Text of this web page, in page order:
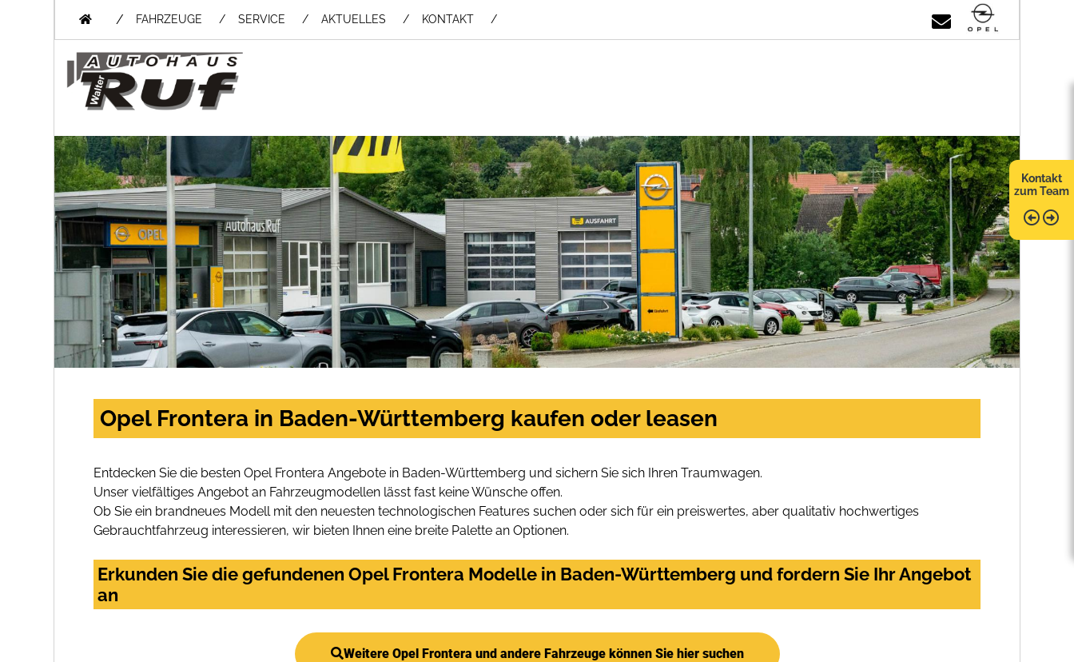
/ FAHRZEUGE SERVICE AKTUELLES KONTAKT
Kontakt
zum Team
Opel Frontera in Baden-Württemberg kaufen oder leasen
Entdecken Sie die besten Opel Frontera Angebote in Baden-Württemberg und sichern Sie sich Ihren Traumwagen.
Unser vielfältiges Angebot an Fahrzeugmodellen lässt fast keine Wünsche offen.
Ob Sie ein brandneues Modell mit den neuesten technologischen Features suchen oder sich für ein preiswertes, aber qualitativ hochwertiges
Gebrauchtfahrzeug interessieren, wir bieten Ihnen eine breite Palette an Optionen.
Erkunden Sie die gefundenen Opel Frontera Modelle in Baden-Württemberg und fordern Sie Ihr Angebot
an
Weitere Opel Frontera und andere Fahrzeuge können Sie hier suchen